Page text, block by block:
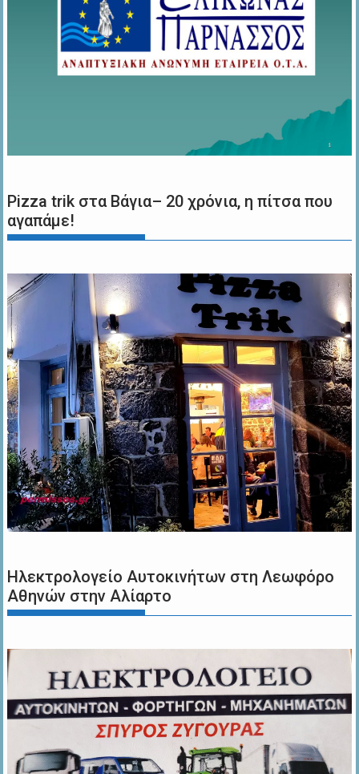
Pizza trik στα Βάγια– 20 χρόνια, η πίτσα που
αγαπάμε!
Ηλεκτρολογείο Αυτοκινήτων στη Λεωφόρο
Αθηνών στην Αλίαρτο